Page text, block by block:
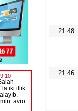
21:48
21:46